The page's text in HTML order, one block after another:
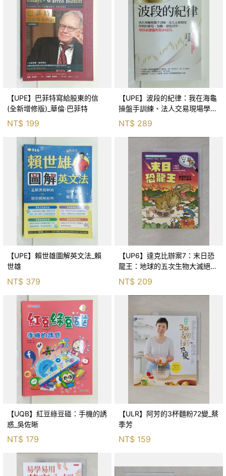
【UPE】巴菲特寫給股東的信
(全新增修版)_華倫‧巴菲特
NT$ 199
【UPE】波段的紀律：我在海龜
操盤手訓練、法人交易現場學到
的進場、加碼、退場紀律，守住
紀律獲利至少50％_雷老闆
NT$ 289
【UPE】賴世雄圖解英文法_賴
世雄
NT$ 379
【UP6】達克比辦案7：末日恐
龍王：地球的五次生物大滅絕_
胡妙芬
NT$ 209
【UQB】紅豆綠豆碰：手機的誘
惑_吳佐晰
NT$ 179
【ULR】阿芳的3杯麵粉72變_蔡
季芳
NT$ 159